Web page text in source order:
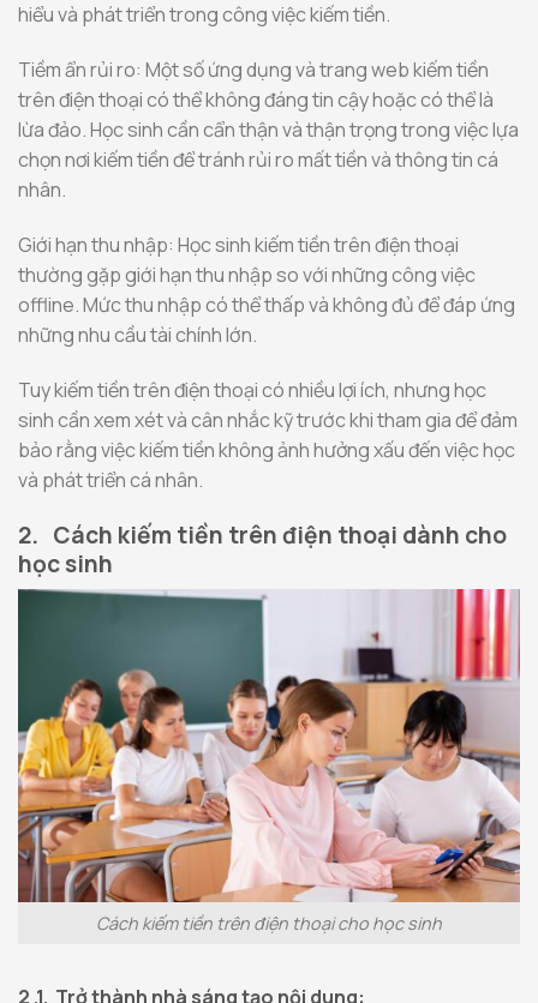
hiểu và phát triển trong công việc kiếm tiền.
Tiềm ẩn rủi ro: Một số ứng dụng và trang web kiếm tiền
trên điện thoại có thể không đáng tin cậy hoặc có thể là
lừa đảo. Học sinh cần cẩn thận và thận trọng trong việc lựa
chọn nơi kiếm tiền để tránh rủi ro mất tiền và thông tin cá
nhân.
Giới hạn thu nhập: Học sinh kiếm tiền trên điện thoại
thường gặp giới hạn thu nhập so với những công việc
offline. Mức thu nhập có thể thấp và không đủ để đáp ứng
những nhu cầu tài chính lớn.
Tuy kiếm tiền trên điện thoại có nhiều lợi ích, nhưng học
sinh cần xem xét và cân nhắc kỹ trước khi tham gia để đảm
bảo rằng việc kiếm tiền không ảnh hưởng xấu đến việc học
và phát triển cá nhân.
2. Cách kiếm tiền trên điện thoại dành cho
học sinh
Cách kiếm tiền trên điện thoại cho học sinh
2 .1. Trở thành nhà sáng tạo nội dung: